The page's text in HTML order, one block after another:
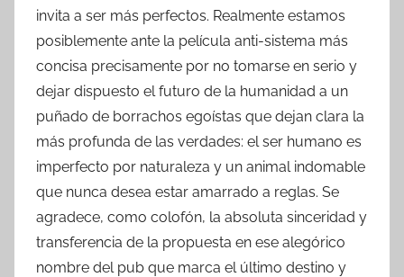
invita a ser más perfectos. Realmente estamos
posiblemente ante la película anti-sistema más
concisa precisamente por no tomarse en serio y
dejar dispuesto el futuro de la humanidad a un
puñado de borrachos egoístas que dejan clara la
más profunda de las verdades: el ser humano es
imperfecto por naturaleza y un animal indomable
que nunca desea estar amarrado a reglas. Se
agradece, como colofón, la absoluta sinceridad y
transferencia de la propuesta en ese alegórico
nombre del pub que marca el último destino y